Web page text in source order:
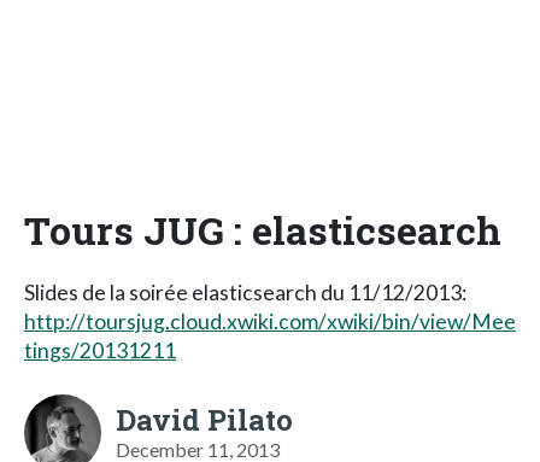
Tours JUG : elasticsearch
Slides de la soirée elasticsearch du 11/12/2013:
http://toursjug.cloud.xwiki.com/xwiki/bin/view/Mee
tings/20131211
David Pilato
December 11, 2013